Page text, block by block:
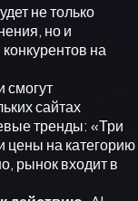
не только
но и
на
смогут
сайтах
тренды: «Три
цены на категорию
рынок входит в